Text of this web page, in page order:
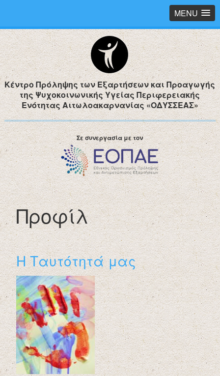
MENU
Κέντρο Πρόληψης των Εξαρτήσεων και Προαγωγής
της Ψυχοκοινωνικής Υγείας Περιφερειακής
Ενότητας Αιτωλοακαρνανίας «ΟΔΥΣΣΕΑΣ»
Σε συνεργασία με τον
Προφίλ
Η Ταυτότητά μας